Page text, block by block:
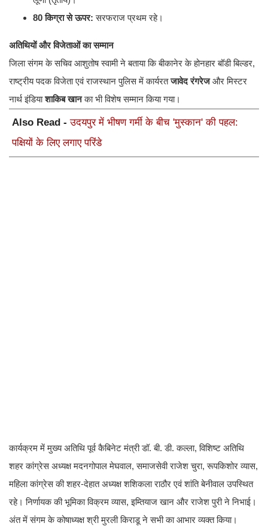
80 किग्रा से ऊपर: सरफराज प्रथम रहे।
अतिथियों और विजेताओं का सम्मान
जिला संगम के सचिव आशुतोष स्वामी ने बताया कि बीकानेर के होनहार बॉडी बिल्डर,
राष्ट्रीय पदक विजेता एवं राजस्थान पुलिस में कार्यरतजावेद रंगरेजऔर मिस्टर
नार्थ इंडियाशाकिब खानका भी विशेष सम्मान किया गया।
Also Read -उदयपुर में भीषण गर्मी के बीच 'मुस्कान' की पहल:
पक्षियों के लिए लगाए परिंडे
​कार्यक्रम में मुख्य अतिथि पूर्व कैबिनेट मंत्री डॉ. बी. डी. कल्ला, विशिष्ट अतिथि
शहर कांग्रेस अध्यक्ष मदनगोपाल मेघवाल, समाजसेवी राजेश चुरा, रूपकिशोर व्यास,
महिला कांग्रेस की शहर-देहात अध्यक्ष शशिकला राठौर एवं शांति बेनीवाल उपस्थित
रहे। निर्णायक की भूमिका विक्रम व्यास, इम्तियाज खान और राजेश पुरी ने निभाई।
अंत में संगम के कोषाध्यक्ष श्री मुरली किराडू ने सभी का आभार व्यक्त किया।